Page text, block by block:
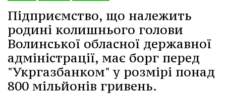
Підприємство, що належить
родині колишнього голови
Волинської обласної державної
адміністрації, має борг перед
"Укргазбанком" у розмірі понад
800 мільйонів гривень.